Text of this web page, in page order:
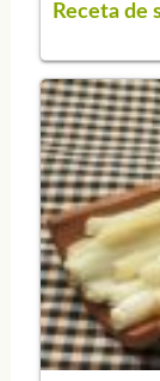
Receta de